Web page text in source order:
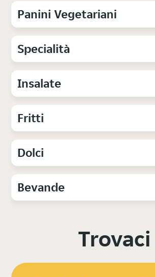
Panini Vegetariani
Specialità
Insalate
Fritti
Dolci
Bevande
Trovaci